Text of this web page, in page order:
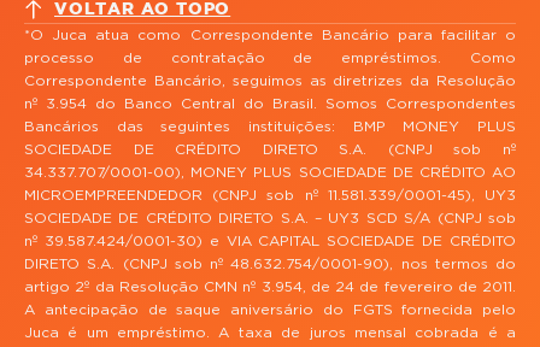
VOLTAR AO TOPO
*O Juca atua como Correspondente Bancário para facilitar o
processo de contratação de empréstimos. Como
Correspondente Bancário, seguimos as diretrizes da Resolução
nº 3.954 do Banco Central do Brasil. Somos Correspondentes
Bancários das seguintes instituições: BMP MONEY PLUS
SOCIEDADE DE CRÉDITO DIRETO S.A. (CNPJ sob nº
34.337.707/0001-00), MONEY PLUS SOCIEDADE DE CRÉDITO AO
MICROEMPREENDEDOR (CNPJ sob nº 11.581.339/0001-45), UY3
SOCIEDADE DE CRÉDITO DIRETO S.A. – UY3 SCD S/A (CNPJ sob
nº 39.587.424/0001-30) e VIA CAPITAL SOCIEDADE DE CRÉDITO
DIRETO S.A. (CNPJ sob nº 48.632.754/0001-90), nos termos do
artigo 2º da Resolução CMN nº 3.954, de 24 de fevereiro de 2011.
A antecipação de saque aniversário do FGTS fornecida pelo
Juca é um empréstimo. A taxa de juros mensal cobrada é a